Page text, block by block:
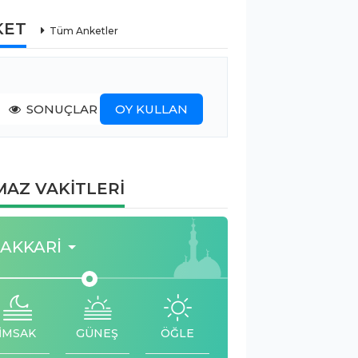
Tüm Anketler
SONUÇLAR OY KULLAN
VAKİTLERİ
İMSAK GÜNEŞ ÖĞLE